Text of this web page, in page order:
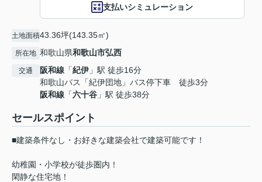
支払いシミュレーション
土地面積43.36坪(143.35㎡)
所在地 和歌山県和歌山市弘西
交通 阪和線 「紀伊 」駅 徒歩16分
和歌山バス「紀伊団地」バス停下車 徒歩3分
阪和線 「六十谷 」駅 徒歩38分
セールスポイント
■建築条件なし・お好きな建築会社で建築可能です！
幼稚園・小学校が徒歩圏内！
閑静な住宅地！